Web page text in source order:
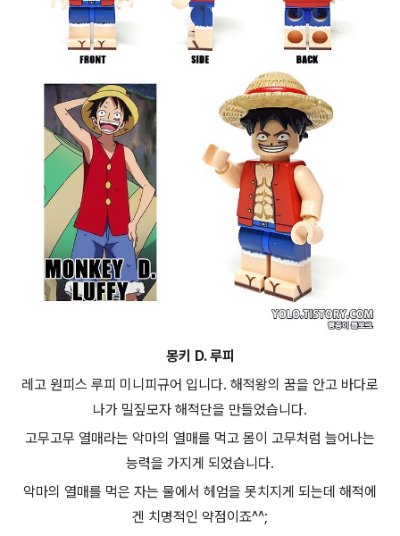
몽키 D. 루피
레고 원피스 루피 미니피규어 입니다. 해적왕의 꿈을 안고 바다로
나가 밀짚모자 해적단을 만들었습니다.
고무고무 열매라는 악마의 열매를 먹고 몸이 고무처럼 늘어나는
능력을 가지게 되었습니다.
악마의 열매를 먹은 자는 물에서 헤엄을 못치지게 되는데 해적에
겐 치명적인 약점이죠^^;